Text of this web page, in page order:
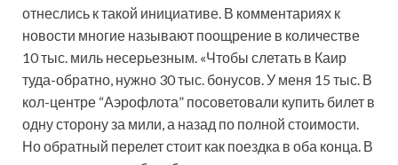
отнеслись к такой инициативе. В комментариях к
новости многие называют поощрение в количестве
10 тыс. миль несерьезным. «Чтобы слетать в Каир
туда-обратно, нужно 30 тыс. бонусов. У меня 15 тыс. В
кол-центре “Аэрофлота” посоветовали купить билет в
одну сторону за мили, а назад по полной стоимости.
Но обратный перелет стоит как поездка в оба конца. В